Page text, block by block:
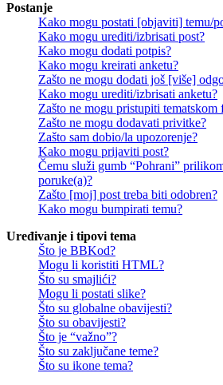
Postanje
Kako mogu postati [objaviti] temu/
Kako mogu urediti/izbrisati post?
Kako mogu dodati potpis?
Kako mogu kreirati anketu?
Zašto ne mogu dodati još [više]
Kako mogu urediti/izbrisati anketu?
Zašto ne mogu pristupiti tematskom
Zašto ne mogu dodavati privitke?
Zašto sam dobio/la upozorenje?
Kako mogu prijaviti post?
Čemu služi gumb “Pohrani”
poruke(a)?
Zašto [moj] post treba biti odobren?
Kako mogu bumpirati temu?
Uređivanje i tipovi tema
Što je BBKod?
Mogu li koristiti HTML?
Što su smajlići?
Mogu li postati slike?
Što su globalne obavijesti?
Što su obavijesti?
Što je “važno”?
Što su zaključane teme?
Što su ikone tema?